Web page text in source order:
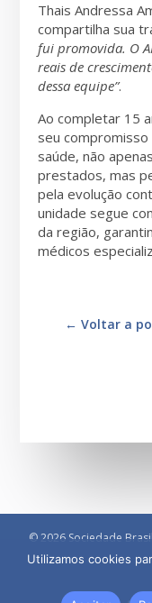
Thais Andressa
compartilha sua
fui promovida. O
reais de
dessa equipe”.
Ao completar 15
seu compromisso
saúde, não
prestados, mas
pela evolução
unidade segue
da região,
médicos
←Voltar a
© 2026 Sociedade
Utilizamos cookies